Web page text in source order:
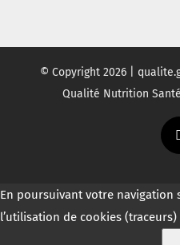
© Copyright 2026 |
Qualité Nutrition
En poursuivant votre navigation
l’utilisation de cookies